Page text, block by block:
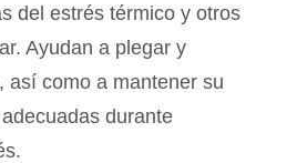
del estrés térmico y otros
Ayudan a plegar y
así como a mantener su
durante